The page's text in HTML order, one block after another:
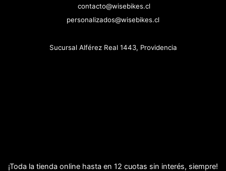
contacto@wisebikes.cl
personalizados@wisebikes.cl
Sucursal Alférez Real 1443, Providencia
¡Toda la tienda online hasta en 12 cuotas sin interés, siempre!